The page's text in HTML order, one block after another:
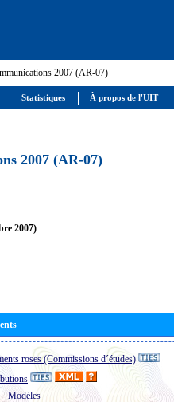
2007 (AR-07)
2007 (AR-07)
2007)
roses (Commissions d´études)
Modèles
Statistiques À propos de l'UIT